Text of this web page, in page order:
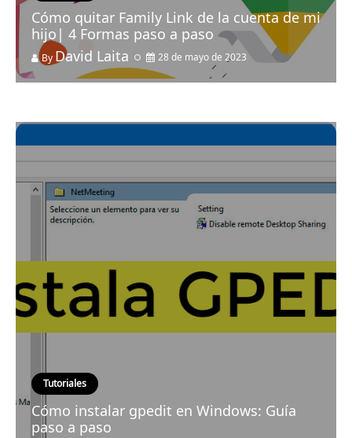
Cómo quitar Family Link de la cuenta de mi
hijo| 4 Formas paso a paso
By David Laita 28 de mayo de 2023
Tutoriales
Cómo instalar gpedit en Windows: Guía
paso a paso